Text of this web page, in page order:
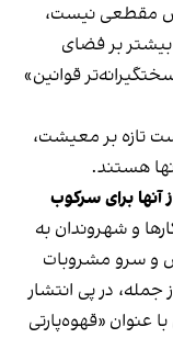
مقطعی نیست،
بیشتر بر فضای
قوانین»
تازه بر معیشت،
هستند.
برای سرکوب
و شهروندان به
و سرو مشروبات
در پی انتشار
عنوان «قهوه‌پارتی